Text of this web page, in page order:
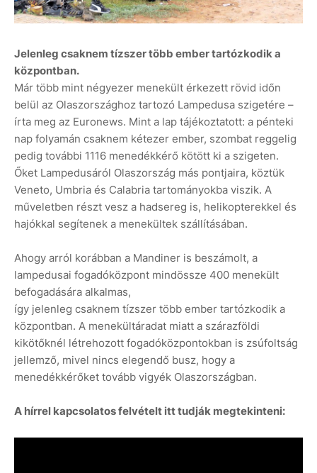
Jelenleg csaknem tízszer több ember tartózkodik a
központban.
Már több mint négyezer menekült érkezett rövid időn
belül az Olaszországhoz tartozó Lampedusa szigetére –
írta meg az Euronews. Mint a lap tájékoztatott: a pénteki
nap folyamán csaknem kétezer ember, szombat reggelig
pedig további 1116 menedékkérő kötött ki a szigeten.
Őket Lampedusáról Olaszország más pontjaira, köztük
Veneto, Umbria és Calabria tartományokba viszik. A
műveletben részt vesz a hadsereg is, helikopterekkel és
hajókkal segítenek a menekültek szállításában.
Ahogy arról korábban a Mandiner is beszámolt, a
lampedusai fogadóközpont mindössze 400 menekült
befogadására alkalmas,
így jelenleg csaknem tízszer több ember tartózkodik a
központban. A menekültáradat miatt a szárazföldi
kikötőknél létrehozott fogadóközpontokban is zsúfoltság
jellemző, mivel nincs elegendő busz, hogy a
menedékkérőket tovább vigyék Olaszországban.
A hírrel kapcsolatos felvételt itt tudják megtekinteni: